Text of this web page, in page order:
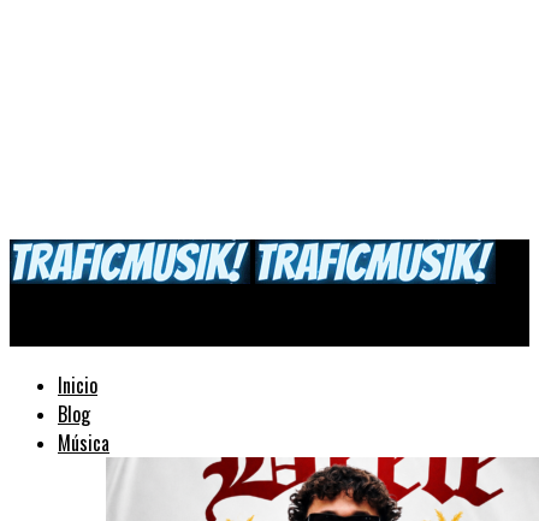
Inicio
Blog
Música